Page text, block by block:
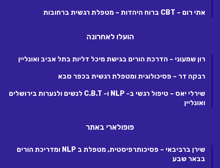
אתי רום – CBT ברוח היהדות – מטפלת רגשית ברחובות
הועלו לאחרונה
רון שמעוני – הדרכת הורים בגישת מיכל דליות בתל אביב ואונליין
רבקה דר – פסיכולוגית ומטפלת רגשית בכפר סבא
שירלי יאס – טיפול רגשי ב- NLP ו- C.B.T לנשים ולנערות בירושלים
ואונליין
פופולארי באתר
שירן ברביבאי – פסיכותרפיסטית, מטפלת ב NLP ומדריכת הורים
בבאר שבע